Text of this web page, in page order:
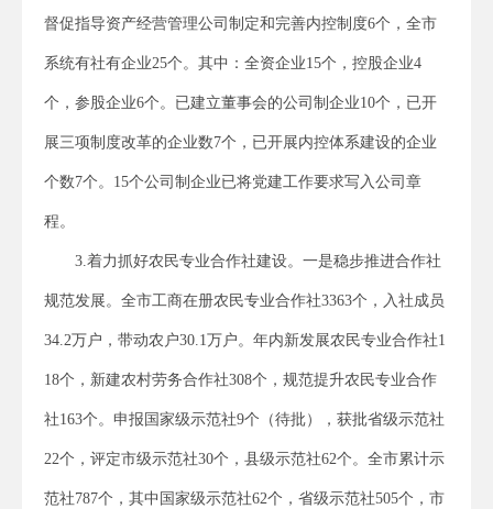
督促指导资产经营管理公司制定和完善内控制度6个，全市
系统有社有企业25个。其中：全资企业15个，控股企业4
个，参股企业6个。已建立董事会的公司制企业10个，已开
展三项制度改革的企业数7个，已开展内控体系建设的企业
个数7个。15个公司制企业已将党建工作要求写入公司章
程。
3.着力抓好农民专业合作社建设。一是稳步推进合作社
规范发展。全市工商在册农民专业合作社3363个，入社成员
34.2万户，带动农户30.1万户。年内新发展农民专业合作社1
18个，新建农村劳务合作社308个，规范提升农民专业合作
社163个。申报国家级示范社9个（待批），获批省级示范社
22个，评定市级示范社30个，县级示范社62个。全市累计示
范社787个，其中国家级示范社62个，省级示范社505个，市